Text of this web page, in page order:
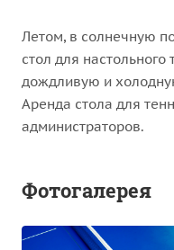
Летом, в солнечную
стол для настольного
дождливую и
Аренда стола для
администраторов.
Фотогалерея